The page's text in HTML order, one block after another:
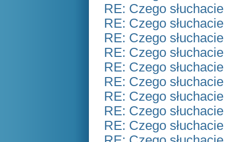
RE: Czego
RE: Czego
RE: Czego
RE: Czego
RE: Czego
RE: Czego
RE: Czego
RE: Czego
RE: Czego